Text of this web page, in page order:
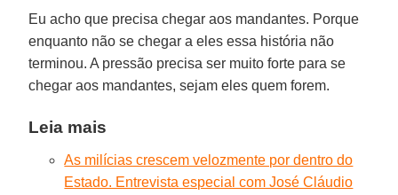
Eu acho que precisa chegar aos mandantes. Porque
enquanto não se chegar a eles essa história não
terminou. A pressão precisa ser muito forte para se
chegar aos mandantes, sejam eles quem forem.
Leia mais
As milícias crescem velozmente por dentro do
Estado. Entrevista especial com José Cláudio